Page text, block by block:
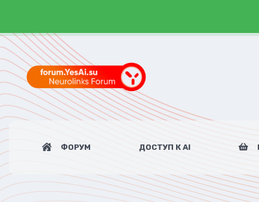
ФОРУМ ДОСТУП К AI